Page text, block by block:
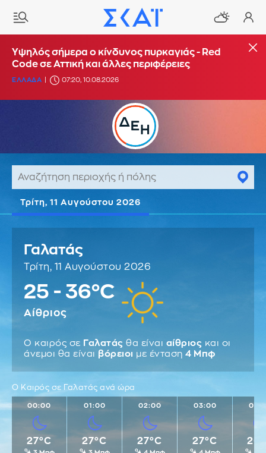
Υψηλός σήμερα ο κίνδυνος πυρκαγιάς - Red
Code σε Αττική και άλλες περιφέρειες
ΕΛΛΑΔΑ 07:20, 10.08.2026
Τρίτη, 11 Αυγούστου 2026
Γαλατάς
Τρίτη, 11 Αυγούστου 2026
25 - 36°C
Αίθριος
Ο καιρός σε Γαλατάς θα είναι αίθριος και οι
άνεμοι θα είναι βόρειοι με ένταση 4 Μπφ
Ο Καιρός σε Γαλατάς ανά ώρα
00:00
27°C
01:00
27°C
02:00
27°C
03:00
27°C